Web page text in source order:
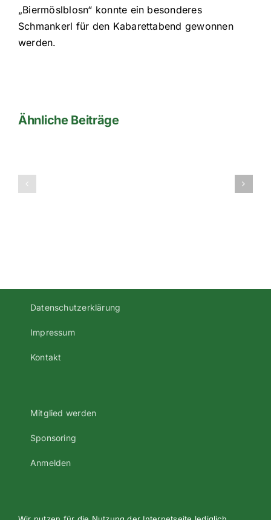
„Biermöslblosn“ konnte ein besonderes
Schmankerl für den Kabarettabend gewonnen
werden.
Ähnliche Beiträge
von 1981 bis
Datenschutzerklärung
Impressum
Kontakt
Mitglied werden
Sponsoring
Anmelden